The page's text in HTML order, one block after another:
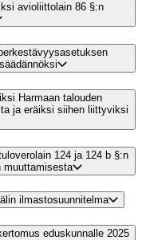
avioliittolain 86 §:n
Harmaan talouden
ja eräiksi siihen liittyviksi
124 ja 124 b §:n
muuttamisesta
ilmastosuunnitelma
eduskunnalle 2025